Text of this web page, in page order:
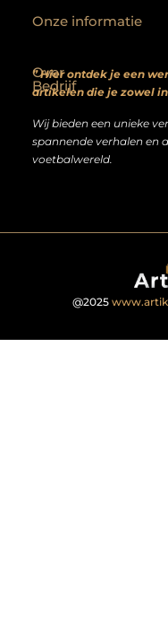
Over
Bedrijf
” Hier ontdek je een
artikelen die je zowel
Wij bieden een unieke
spannende verhalen en
voetbalwereld.
Onze informatie
@2025